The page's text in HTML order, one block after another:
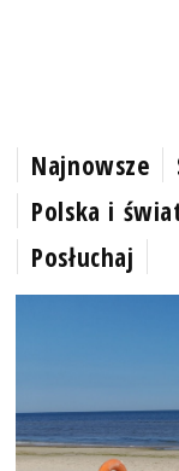
Najnowsze
Polska i
Posłuchaj